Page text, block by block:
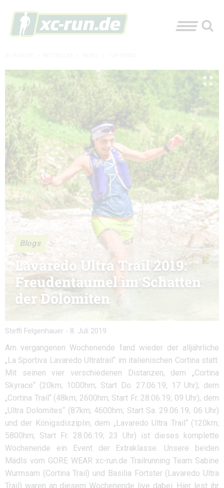
Blogs
Lavaredo Ultra Trail 2019:
Freudentaumel im Schatten
der Dolomiten
Steffi Felgenhauer - 8. Juli 2019
Am vergangenen Wochenende fand wieder der alljährliche
„La Sportiva Lavaredo Ultratrail“ im italienischen Cortina statt.
Mit seinen vier verschiedenen Distanzen, dem „Cortina
Skyrace“ (20km; 1000hm; Start Do. 27.06.19; 17 Uhr); dem
„Cortina Trail“ (48km; 2600hm; Start Fr. 28.06.19; 09 Uhr), dem
„Ultra Dolomites“ (87km; 4600hm; Start Sa. 29.06.19; 06 Uhr)
und der Königsdisziplin, dem „Lavaredo Ultra Trail“ (120km;
5800hm; Start Fr. 28.06.19; 23 Uhr) ist dieses komplette
Wochenende ein Event der Extraklasse. Unsere beiden
Mädls vom GORE WEAR xc-run.de Trailrunning Team Sabine
Wurmsam (Cortina Trail) und Basilia Förtster (Lavaredo Ultra
Trail) waren an diesem Wochenende live dabei. Hier lest ihr